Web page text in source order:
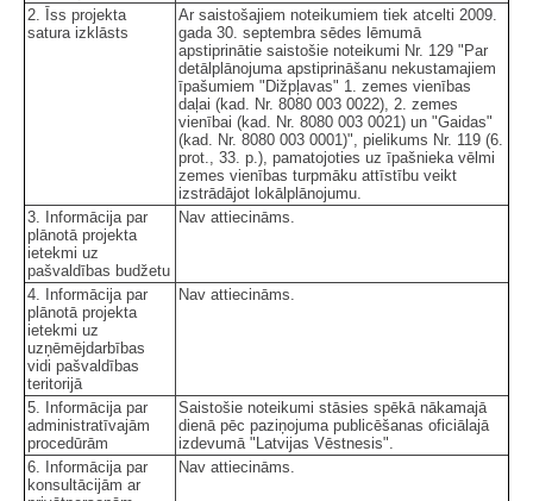
2. Īss projekta
satura izklāsts
Ar saistošajiem noteikumiem tiek atcelti 2009.
gada 30. septembra sēdes lēmumā
apstiprinātie saistošie noteikumi Nr. 129 "Par
detālplānojuma apstiprināšanu nekustamajiem
īpašumiem "Dižpļavas" 1. zemes vienības
daļai (kad. Nr. 8080 003 0022), 2. zemes
vienībai (kad. Nr. 8080 003 0021) un "Gaidas"
(kad. Nr. 8080 003 0001)", pielikums Nr. 119 (6.
prot., 33. p.), pamatojoties uz īpašnieka vēlmi
zemes vienības turpmāku attīstību veikt
izstrādājot lokālplānojumu.
3. Informācija par
plānotā projekta
ietekmi uz
pašvaldības budžetu
Nav attiecināms.
4. Informācija par
plānotā projekta
ietekmi uz
uzņēmējdarbības
vidi pašvaldības
teritorijā
Nav attiecināms.
5. Informācija par
administratīvajām
procedūrām
Saistošie noteikumi stāsies spēkā nākamajā
dienā pēc paziņojuma publicēšanas oficiālajā
izdevumā "Latvijas Vēstnesis".
6. Informācija par
konsultācijām ar
Nav attiecināms.